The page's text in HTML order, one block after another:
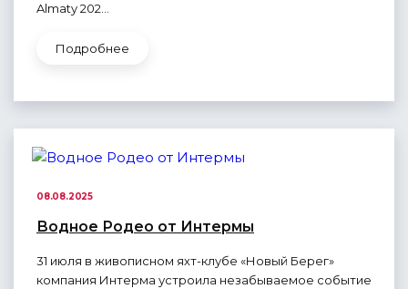
Almaty 202...
Подробнее
08.08.2025
Водное Родео от Интермы
31 июля в живописном яхт-клубе «Новый Берег»
компания Интерма устроила незабываемое событие